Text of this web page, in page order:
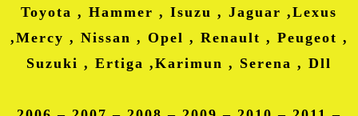
Toyota , Hammer , Isuzu , Jaguar ,Lexus
,Mercy , Nissan , Opel , Renault , Peugeot ,
Suzuki , Ertiga ,Karimun , Serena , Dll